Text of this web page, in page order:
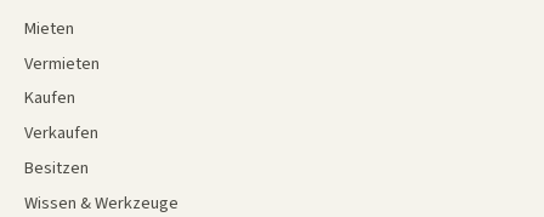
Mieten
Vermieten
Kaufen
Verkaufen
Besitzen
Wissen & Werkzeuge